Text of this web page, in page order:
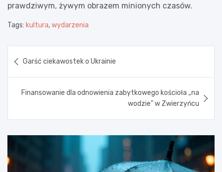
prawdziwym, żywym obrazem minionych czasów.
Tags: kultura,wydarzenia
wpisu
Garść ciekawostek o Ukrainie
Finansowanie dla odnowienia zabytkowego kościoła „na
wodzie” w Zwierzyńcu